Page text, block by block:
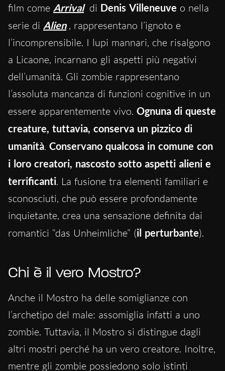
film come Arrival di Denis Villeneuve o nella
serie di Alien , rappresentano l’ignoto e
l’incomprensibile. I lupi mannari, che risalgono
a Licaone, incarnano gli aspetti più negativi
dell’umanità. Gli zombie rappresentano
l’assoluta mancanza di funzioni cognitive in un
essere apparentemente vivo. Ognuna di queste
creature, tuttavia, conserva un pizzico di
umanità. Conservano qualcosa in comune con
i loro creatori, nascosto sotto aspetti alieni e
terrificanti. La fusione tra elementi familiari e
sconosciuti, che può essere profondamente
inquietante, crea una sensazione definita dai
romantici “das Unheimliche” (il perturbante).
Chi è il vero Mostro?
Anche il Mostro ha delle somiglianze con
l’archetipo del male: assomiglia infatti a uno
zombie. Tuttavia, il Mostro si distingue dagli
altri mostri perché ha un vero creatore. Inoltre,
mentre gli zombie possiedono solo istinti